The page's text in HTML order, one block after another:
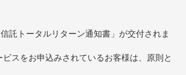
託トータルリターン通知書」が交付されま
ビスをお申込みされているお客様は、原則と